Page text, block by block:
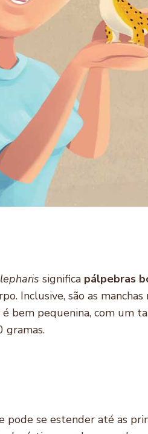
significa pálpebras
Inclusive, são as
bem pequenina, com um
gramas.
se estender até as